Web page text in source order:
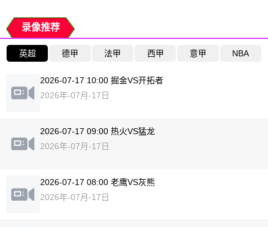
录像推荐
英超 德甲 法甲 西甲 意甲 NBA
2026-07-17 10:00 掘金VS开拓者
2026年-07月-17日
2026-07-17 09:00 热火VS猛龙
2026年-07月-17日
2026-07-17 08:00 老鹰VS灰熊
2026年-07月-17日